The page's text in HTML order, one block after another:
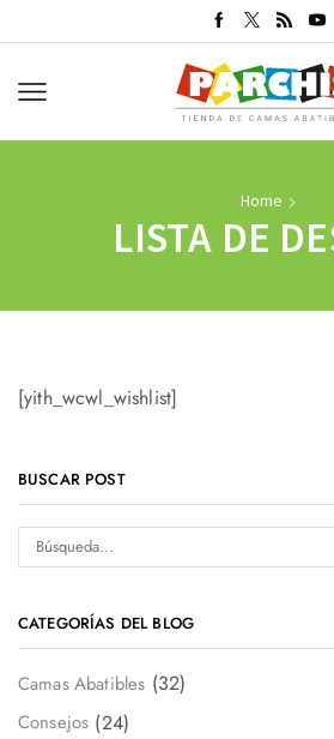
Home
LISTA DE
[yith_wcwl_wishlist]
BUSCAR POST
CATEGORÍAS DEL BLOG
Camas Abatibles (32)
Consejos (24)